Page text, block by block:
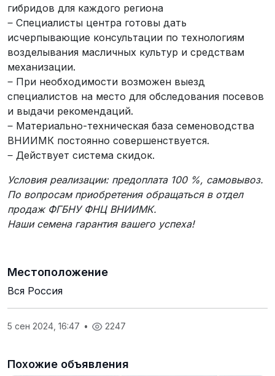
гибридов для каждого региона
‒ Специалисты центра готовы дать
исчерпывающие консультации по технологиям
возделывания масличных культур и средствам
механизации.
‒ При необходимости возможен выезд
специалистов на место для обследования посевов
и выдачи рекомендаций.
‒ Материально-техническая база семеноводства
ВНИИМК постоянно совершенствуется.
‒ Действует система скидок.
Условия реализации: предоплата 100 %, самовывоз.
По вопросам приобретения обращаться в отдел
продаж ФГБНУ ФНЦ ВНИИМК.
Наши семена гарантия вашего успеха!
Местоположение
Вся Россия
5 сен 2024, 16:47 • 2247
Похожие объявления